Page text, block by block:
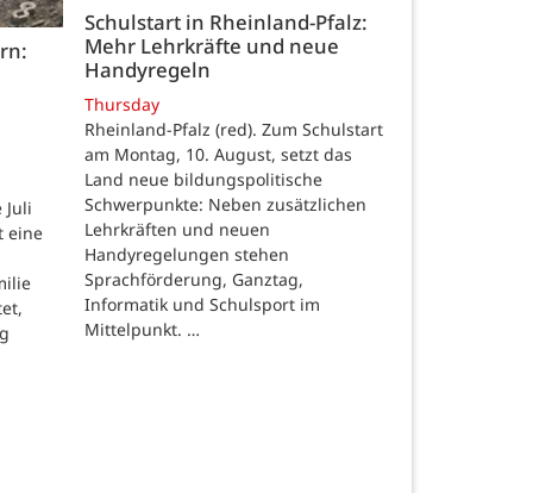
Juli
eine
Schulstart in Rheinland-Pfalz:
Mehr Lehrkräfte und neue
Handyregeln
Thursday
Rheinland-Pfalz (red). Zum Schulstart
am Montag, 10. August, setzt das
Land neue bildungspolitische
Schwerpunkte: Neben zusätzlichen
Lehrkräften und neuen
Handyregelungen stehen
Sprachförderung, Ganztag,
Informatik und Schulsport im
Mittelpunkt. …